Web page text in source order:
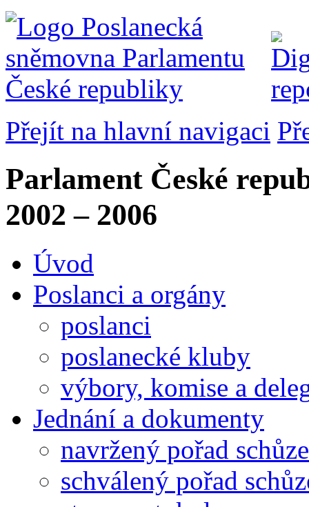
Přejít na hlavní navigaci
Parlament České
2002 – 2006
Úvod
Poslanci a orgány
poslanci
poslanecké kluby
výbory, komise a
Jednání a dokumenty
navržený pořad schůze
schválený pořad